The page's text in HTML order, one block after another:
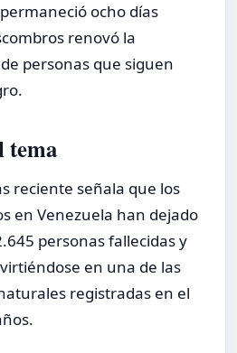
ocho días
renovó la
personas que siguen
tema
reciente señala que los
en Venezuela han dejado
personas fallecidas y
en una de las
registradas en el